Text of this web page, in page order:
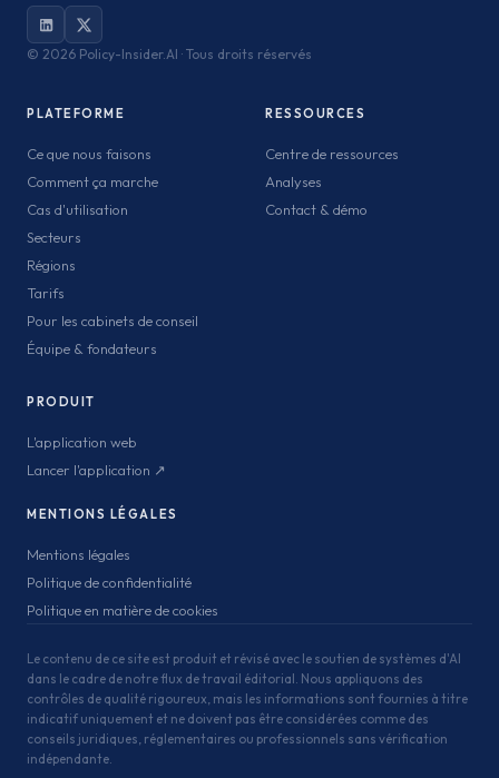
© 2026 Policy-Insider.AI · Tous droits réservés
PLATEFORME
Ce que nous faisons
Comment ça marche
Cas d'utilisation
Secteurs
Régions
Tarifs
Pour les cabinets de conseil
Équipe & fondateurs
RESSOURCES
Centre de ressources
Analyses
Contact & démo
PRODUIT
L'application web
Lancer l'application ↗
MENTIONS LÉGALES
Mentions légales
Politique de confidentialité
Politique en matière de cookies
Le contenu de ce site est produit et révisé avec le soutien de systèmes d'AI
dans le cadre de notre flux de travail éditorial. Nous appliquons des
contrôles de qualité rigoureux, mais les informations sont fournies à titre
indicatif uniquement et ne doivent pas être considérées comme des
conseils juridiques, réglementaires ou professionnels sans vérification
indépendante.